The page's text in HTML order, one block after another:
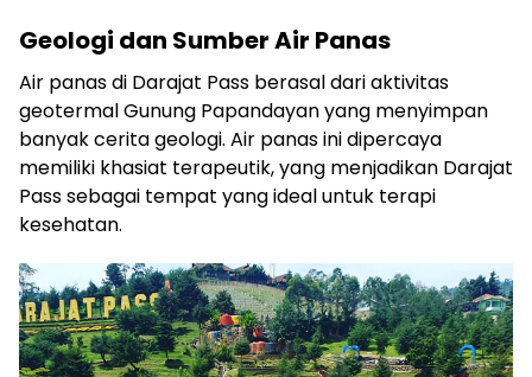
Geologi dan Sumber Air Panas
Air panas di Darajat Pass berasal dari aktivitas
geotermal Gunung Papandayan yang menyimpan
banyak cerita geologi. Air panas ini dipercaya
memiliki khasiat terapeutik, yang menjadikan Darajat
Pass sebagai tempat yang ideal untuk terapi
kesehatan.